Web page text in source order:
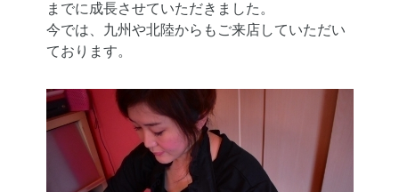
までに成長させていただきました。
今では、九州や北陸からもご来店していただい
ております。